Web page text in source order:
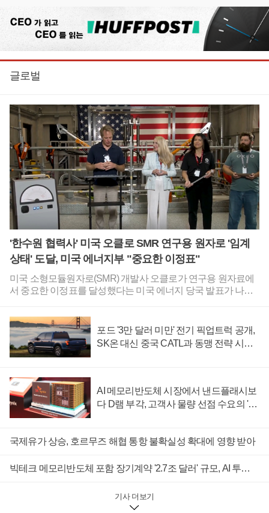
글로벌
'한수원 협력사' 미국 오클로 SMR 연구용 원자로 '임계
상태' 도달, 미국 에너지부 "중요한 이정표"
미국 소형모듈원자로(SMR) 개발사 오클로가 연구용 원자료에
서 중요한 이정표를 달성했다는 미국 에너지 당국 발표가 나왔
무협약을 체결한 바 있다.미국 에너지부는 6일(현지시각) 공식
발표를 통해 텍사스주 록하트 시설에 설치된 오클로의 그로브
스 시험 원자로가 전날 임계 상태에 도달했다고 밝혔다.임계 상
태는 핵분열 연쇄 반응이 외부 지원 없이 지속되는 상태다. 원전
조, 과학 연구, 우주 개발, 국가안보 등에 활용할 동위 원소 생산
을 목표로 하는 상업용 소형모듈원자로 개발에 활용된다.오클
로는 미국 에너지부 원자로 시범 프로그램에 참여하고 있다.미
범 프로그램을 발표했다. 기존 국립 연구소 내에 한정된 원자로
로를 비롯해 안타레스뉴클리어와 발라 아토믹스, 디플로이어블
개리시 원자력 담당 차관보는 발표 자료를 통해 "트럼프 대통령
이 추진한 원자로 파일럿 프로그램 덕분에 오클로의 시험 원자
포드 '3만 달러 미만' 전기 픽업트럭 공개,
SK온 대신 중국 CATL과 동맹 전략 시험
AI 메모리반도체 시장에서 낸드플래시보
다 D램 부각, 고객사 물량 선점 수요의 '우
국제유가 상승, 호르무즈 해협 통항 불확실성 확대에 영향 받아
빅테크 메모리반도체 포함 장기계약 '2.7조 달러' 규모, AI 투자 위축 우려와 반대 신호
기사 더보기